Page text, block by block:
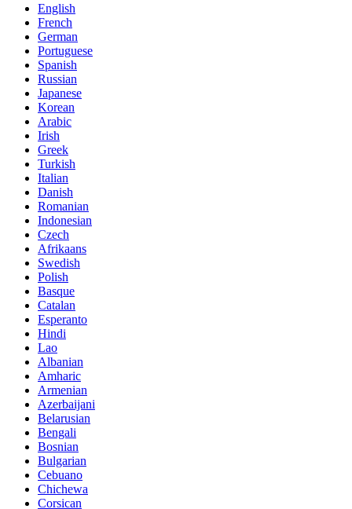
English
French
German
Portuguese
Spanish
Russian
Japanese
Korean
Arabic
Irish
Greek
Turkish
Italian
Danish
Romanian
Indonesian
Czech
Afrikaans
Swedish
Polish
Basque
Catalan
Esperanto
Hindi
Lao
Albanian
Amharic
Armenian
Azerbaijani
Belarusian
Bengali
Bosnian
Bulgarian
Cebuano
Chichewa
Corsican